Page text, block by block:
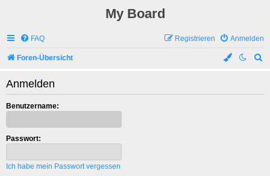
My Board
FAQ Anmelden
Registrieren
Foren-Übersicht
Anmelden
Benutzername:
Passwort:
Ich habe mein Passwort vergessen